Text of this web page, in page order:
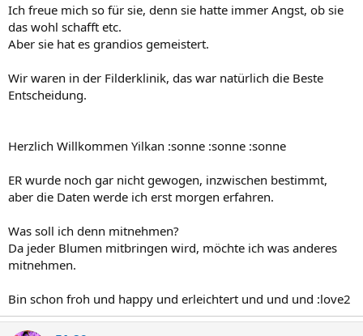
Ich freue mich so für sie, denn sie hatte immer Angst, ob sie
das wohl schafft etc.
Aber sie hat es grandios gemeistert.
Wir waren in der Filderklinik, das war natürlich die Beste
Entscheidung.
Herzlich Willkommen Yilkan :sonne :sonne :sonne
ER wurde noch gar nicht gewogen, inzwischen bestimmt,
aber die Daten werde ich erst morgen erfahren.
Was soll ich denn mitnehmen?
Da jeder Blumen mitbringen wird, möchte ich was anderes
mitnehmen.
Bin schon froh und happy und erleichtert und und und :love2